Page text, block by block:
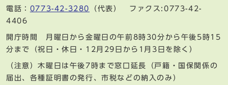
電話： 0773-42-3280
（代表） ファクス:0773-42-
4406
開庁時間 月曜日から金曜日の午前8時30分から午後5時15
分まで（祝日・休日・12月29日から1月3日を除く）
（注意）木曜日は午後7時まで窓口延長（戸籍・国保関係の
届出、各種証明書の発行、市税などの納入のみ）